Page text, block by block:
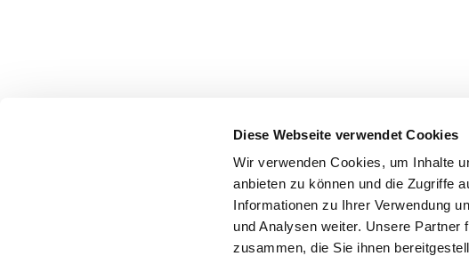
Diese Webseite verwendet Cookies
Wir verwenden Cookies, um Inhalte
anbieten zu können und die Zugriffe
Informationen zu Ihrer Verwendung
und Analysen weiter. Unsere
zusammen, die Sie ihnen